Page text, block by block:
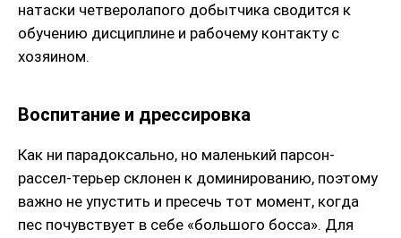
натаски четверолапого добытчика сводится к
обучению дисциплине и рабочему контакту с
хозяином.
Воспитание и дрессировка
Как ни парадоксально, но маленький парсон-
рассел-терьер склонен к доминированию, поэтому
важно не упустить и пресечь тот момент, когда
пес почувствует в себе «большого босса». Для